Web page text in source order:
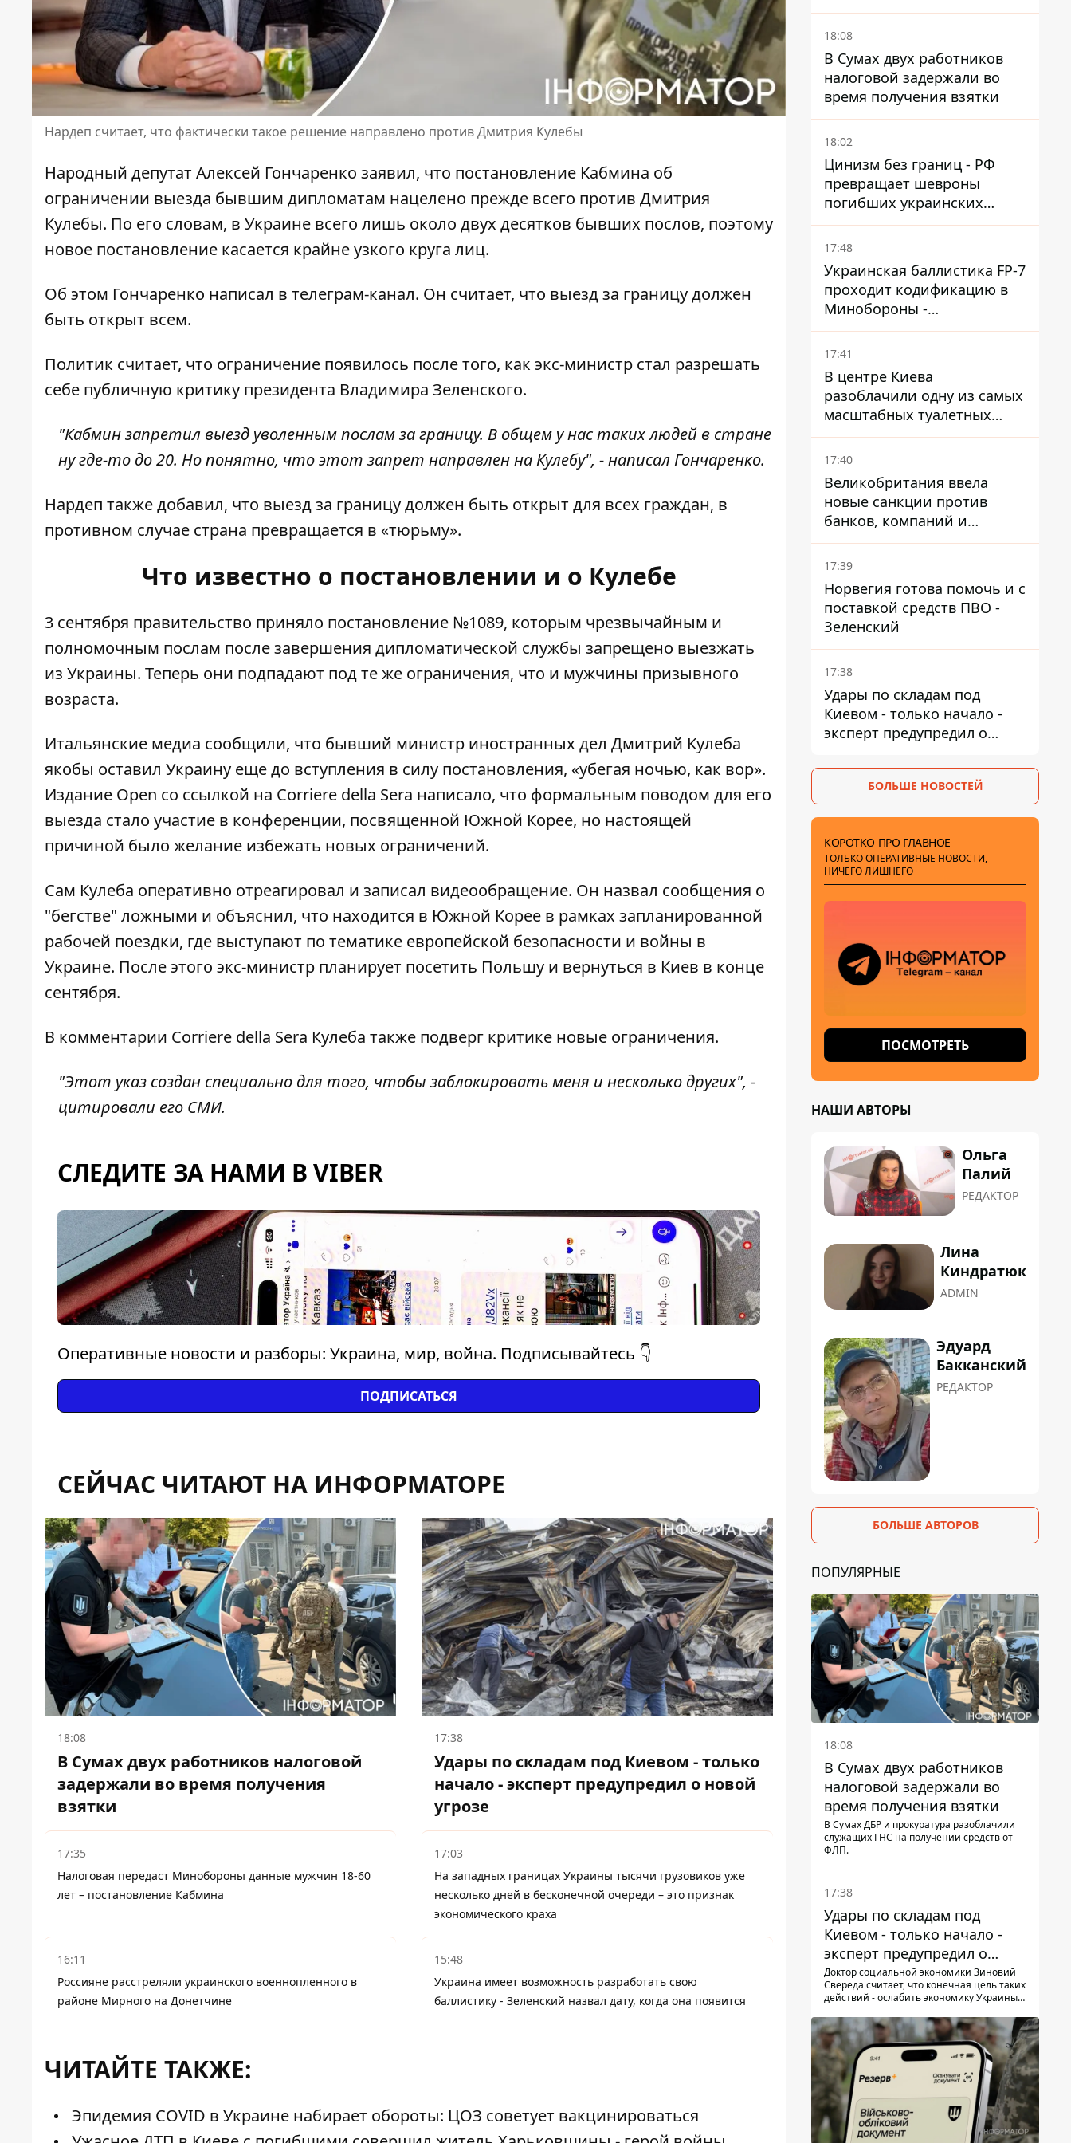
Нардеп считает, что фактически такое решение направлено против Дмитрия Кулебы
Народный депутат Алексей Гончаренко заявил, что постановление Кабмина об
ограничении выезда бывшим дипломатам нацелено прежде всего против Дмитрия
Кулебы. По его словам, в Украине всего лишь около двух десятков бывших послов, поэтому
новое постановление касается крайне узкого круга лиц.
Об этом Гончаренко написал в телеграм-канал. Он считает, что выезд за границудолжен
быть открыт всем.
Политик считает, что ограничение появилось после того, как экс-министр стал разрешать
себе публичную критику президента Владимира Зеленского.
"Кабмин запретил выезд уволенным послам за границу. В общем у нас таких людей в стране
ну где-то до 20. Но понятно, что этот запрет направлен на Кулебу", - написал Гончаренко.
Нардеп также добавил, что выезд за границу должен быть открыт для всех граждан, в
противном случае страна превращается в «тюрьму».
Что известно о постановлении и о Кулебе
3 сентября правительство приняло постановление №1089, которым чрезвычайным и
полномочным послам после завершения дипломатической службы запрещено выезжать
из Украины. Теперь они подпадают под те же ограничения, что и мужчины призывного
возраста.
Итальянские медиа сообщили, что бывший министр иностранных дел Дмитрий Кулеба
якобы оставил Украину еще до вступления в силу постановления, «убегая ночью, как вор».
Издание Open со ссылкой на Corriere della Sera написало, что формальным поводом для его
выезда стало участие в конференции, посвященной Южной Корее, но настоящей
причиной было желание избежать новых ограничений.
Сам Кулеба оперативно отреагировал и записал видеообращение. Он назвал сообщения о
"бегстве" ложными и объяснил, что находится в Южной Корее в рамках запланированной
рабочей поездки, где выступают по тематике европейской безопасности и войны в
Украине. После этого экс-министр планирует посетить Польшу и вернуться в Киев в конце
сентября.
В комментарии Corriere della Sera Кулеба также подверг критике новые ограничения.
"Этот указ создан специально для того, чтобы заблокировать меня и несколько других", -
цитировали его СМИ.
СЛЕДИТЕ ЗА НАМИ В VIBER
Оперативные новости и разборы: Украина, мир, война. Подписывайтесь 👇
ПОДПИСАТЬСЯ
СЕЙЧАС ЧИТАЮТ НА ИНФОРМАТОРЕ
18:08
В Сумах двух работников налоговой
задержали во время получения
взятки
17:38
Удары по складам под Киевом - только
начало - эксперт предупредил о новой
угрозе
17:35
Налоговая передаст Минобороны данные мужчин 18-60
лет – постановление Кабмина
17:03
На западных границах Украины тысячи грузовиков уже
несколько дней в бесконечной очереди – это признак
экономического краха
16:11
Россияне расстреляли украинского военнопленного в
районе Мирного на Донетчине
15:48
Украина имеет возможность разработать свою
баллистику - Зеленский назвал дату, когда она появится
ЧИТАЙТЕ ТАКЖЕ:
Эпидемия COVID в Украине набирает обороты: ЦОЗ советует вакцинироваться
Сумской области
18:08
В Сумах двух работников
налоговой задержали во
время получения взятки
18:02
Цинизм без границ - РФ
превращает шевроны
погибших украинских
защитников в экспонаты
"музея СВО"
17:48
Украинская баллистика FP-7
проходит кодификацию в
Минобороны -
приближается боевое
применение - Reuters
17:41
В центре Киева
разоблачили одну из самых
масштабных туалетных
схем с фиктивным домом
17:40
Великобритания ввела
новые санкции против
банков, компаний и
танкеров РФ
17:39
Норвегия готова помочь и с
поставкой средств ПВО -
Зеленский
17:38
Удары по складам под
Киевом - только начало -
эксперт предупредил о
БОЛЬШЕ НОВОСТЕЙ
КОРОТКО ПРО ГЛАВНОЕ
ТОЛЬКО ОПЕРАТИВНЫЕ НОВОСТИ,
НИЧЕГО ЛИШНЕГО
ПОСМОТРЕТЬ
НАШИ АВТОРЫ
Ольга
Палий
РЕДАКТОР
Лина
Киндратюк
ADMIN
Эдуард
Бакканский
РЕДАКТОР
БОЛЬШЕ АВТОРОВ
ПОПУЛЯРНЫЕ
18:08
В Сумах двух работников
налоговой задержали во
время получения взятки
В Сумах ДБР и прокуратура разоблачили
служащих ГНС на получении средств от
ФЛП.
17:38
Удары по складам под
Киевом - только начало -
эксперт предупредил о
новой угрозе
Доктор социальной экономики Зиновий
Свереда считает, что конечная цель таких
действий - ослабить экономику Украины и
регионы